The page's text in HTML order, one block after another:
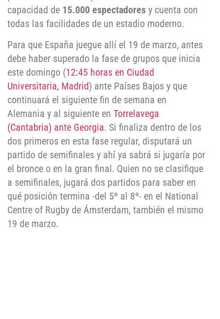
capacidad de 15.000 espectadores y cuenta con
todas las facilidades de un estadio moderno.
Para que España juegue allí el 19 de marzo, antes
debe haber superado la fase de grupos que inicia
este domingo (12:45 horas en Ciudad
Universitaria, Madrid) ante Países Bajos y que
continuará el siguiente fin de semana en
Alemania y al siguiente en Torrelavega
(Cantabria) ante Georgia. Si finaliza dentro de los
dos primeros en esta fase regular, disputará un
partido de semifinales y ahí ya sabrá si jugaría por
el bronce o en la gran final. Quien no se clasifique
a semifinales, jugará dos partidos para saber en
qué posición termina -del 5º al 8º- en el National
Centre of Rugby de Ámsterdam, también el mismo
19 de marzo.